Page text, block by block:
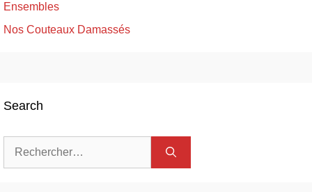
Ensembles
Nos Couteaux Damassés
Search
Rechercher :